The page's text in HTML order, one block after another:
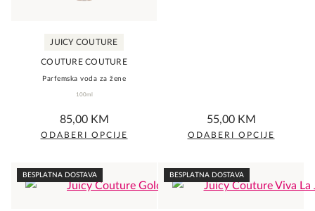
on
the
product
page
JUICY COUTURE
COUTURE COUTURE
Parfemska voda za žene
100ml
0,0
rating
85,00 KM
ODABERI OPCIJE
product
has
0,0
rating
55,00 KM
ODABERI OPCIJE
product
has
BESPLATNA DOSTAVA BESPLATNA DOSTAVA